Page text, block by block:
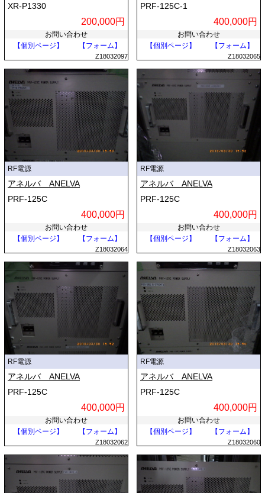
XR-P1330
200,000円
お問い合わせ
【個別ページ】
【フォーム】
Z18032097
PRF-125C-1
400,000円
お問い合わせ
【個別ページ】
【フォーム】
Z18032065
RF電源
アネルバ ANELVA
PRF-125C
400,000円
お問い合わせ
【個別ページ】
【フォーム】
Z18032064
RF電源
アネルバ ANELVA
PRF-125C
400,000円
お問い合わせ
【個別ページ】
【フォーム】
Z18032063
RF電源
アネルバ ANELVA
PRF-125C
400,000円
お問い合わせ
【個別ページ】
【フォーム】
Z18032062
RF電源
アネルバ ANELVA
PRF-125C
400,000円
お問い合わせ
【個別ページ】
【フォーム】
Z18032060